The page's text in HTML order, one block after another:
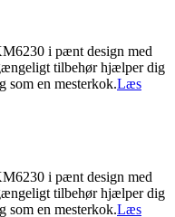
i pænt design med
tilbehør hjælper dig
som en mesterkok.Læs
i pænt design med
tilbehør hjælper dig
som en mesterkok.Læs